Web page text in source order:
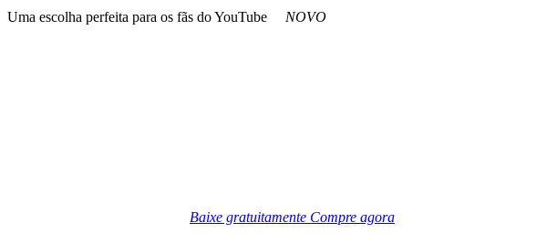
Uma escolha perfeita para os fãs do YouTube NOVO
Baixe gratuitamente Compre agora